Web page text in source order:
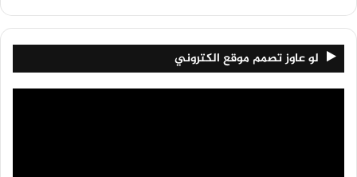
لو عاوز تصمم موقع الكتروني